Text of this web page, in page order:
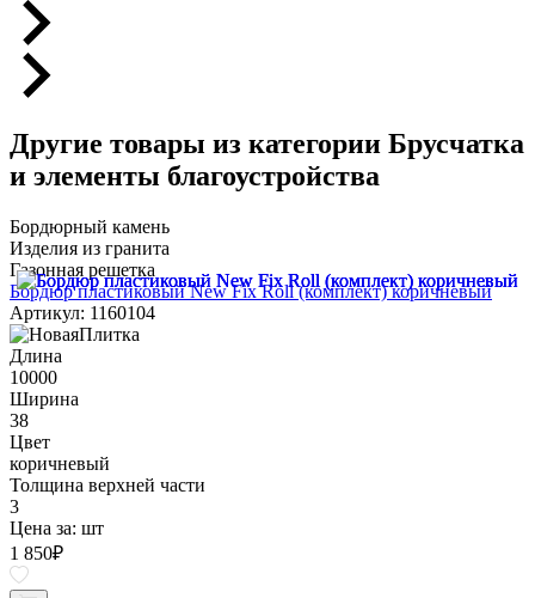
Другие товары из категории Брусчатка
и элементы благоустройства
Бордюрный камень
Изделия из гранита
Газонная решетка
Бордюр пластиковый New Fix Roll (комплект) коричневый
Артикул: 1160104
Длина
10000
Ширина
38
Цвет
коричневый
Толщина верхней части
3
Цена за: шт
1 850₽